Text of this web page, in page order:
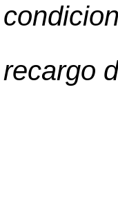
recargo